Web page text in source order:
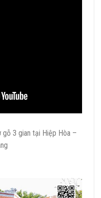
gỗ 3 gian tại Hiệp Hòa –